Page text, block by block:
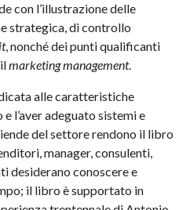
con l’illustrazione delle
strategica, di controllo
, nonché dei punti qualificanti
ilmarketing management.
alle caratteristiche
l’aver adeguato sistemi e
del settore rendono il libro
manager, consulenti,
desiderano conoscere e
il libro è supportato in